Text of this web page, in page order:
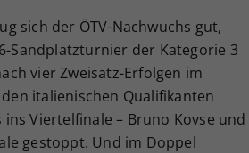
sich der ÖTV-Nachwuchs gut,
Sandplatzturnier der Kategorie 3
vier Zweisatz-Erfolgen im
italienischen Qualifikanten
Viertelfinale – Bruno Kovse und
gestoppt. Und im Doppel